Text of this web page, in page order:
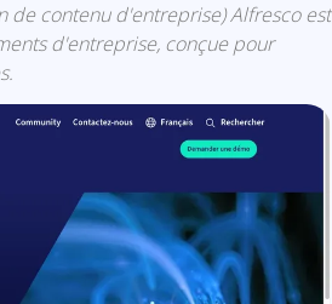
de contenu d'entreprise) Alfresco est
d'entreprise, conçue pour